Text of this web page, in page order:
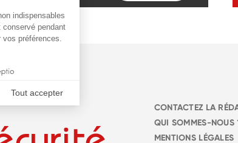
CONTACTEZ LA
QUI SOMMES-NOUS
MENTIONS LÉGALES